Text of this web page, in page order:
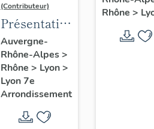
(Contributeur)
Présentation
du secteur
d'étude
Lyon
Guillotière
Auvergne-
Rhône-Alpes>
Rhône > Lyon>
Lyon 7e
Arrondissement
Lyon
Rhône >